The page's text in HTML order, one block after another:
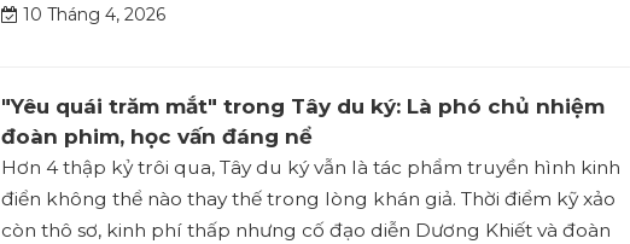
10 Tháng 4, 2026
"Yêu quái trăm mắt" trong Tây du ký: Là phó chủ nhiệm
đoàn phim, học vấn đáng nể
Hơn 4 thập kỷ trôi qua, Tây du ký vẫn là tác phẩm truyền hình kinh
điển không thể nào thay thế trong lòng khán giả. Thời điểm kỹ xảo
còn thô sơ, kinh phí thấp nhưng cố đạo diễn Dương Khiết và đoàn